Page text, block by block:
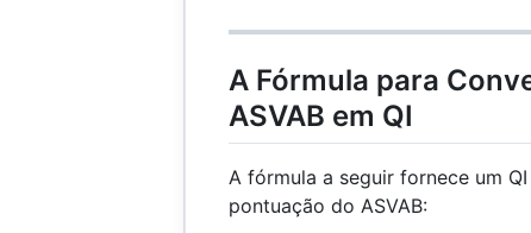
A Fórmula para
ASVAB em QI
A fórmula a seguir fornece um
pontuação do ASVAB: